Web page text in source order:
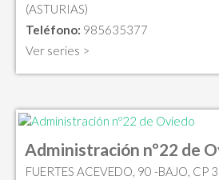
(ASTURIAS)
Teléfono: 985635377
Ver series >
Administración nº22 de
FUERTES ACEVEDO, 90 -BAJO, CP